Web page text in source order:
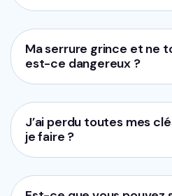
Ma serrure grince et ne
est-ce dangereux ?
J’ai perdu toutes mes
je faire ?